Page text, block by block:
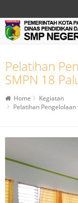
Pelatihan
SMPN 18
Home
Kegiatan
Pelatihan